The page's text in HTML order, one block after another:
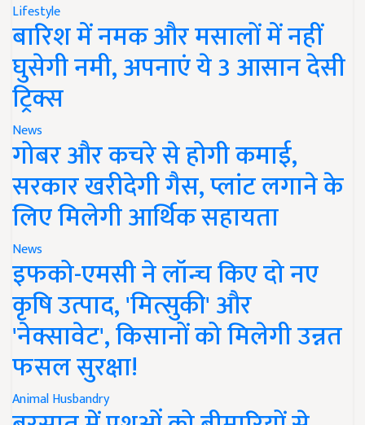
Lifestyle
बारिश में नमक और मसालों में नहीं
घुसेगी नमी, अपनाएं ये 3 आसान देसी
ट्रिक्स
News
गोबर और कचरे से होगी कमाई,
सरकार खरीदेगी गैस, प्लांट लगाने के
लिए मिलेगी आर्थिक सहायता
News
इफको-एमसी ने लॉन्च किए दो नए
कृषि उत्पाद, 'मित्सुकी' और
'नेक्सावेट', किसानों को मिलेगी उन्नत
फसल सुरक्षा!
Animal Husbandry